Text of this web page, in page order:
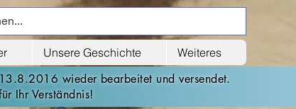
Unsere Geschichte Weiteres
wieder bearbeitet und versendet.
Ihr Verständnis!